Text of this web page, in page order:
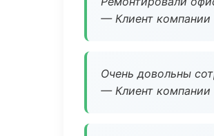
— Клиент компании
Очень довольны
— Клиент компании